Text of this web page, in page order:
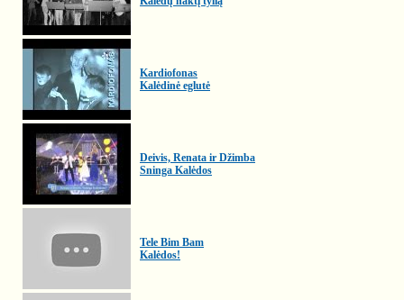
Kardiofonas
Kalėdinė eglutė
Deivis, Renata ir Džimba
Sninga Kalėdos
Tele Bim Bam
Kalėdos!